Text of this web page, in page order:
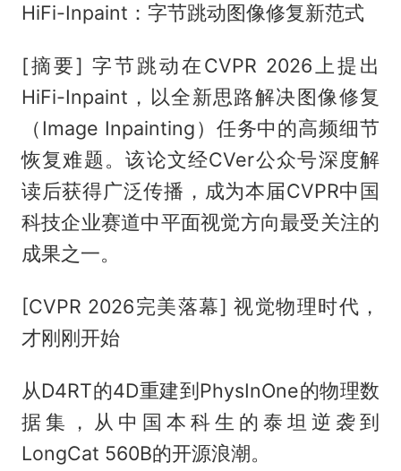
HiFi-Inpaint：字节跳动图像修复新范式
[摘要] 字节跳动在CVPR 2026上提出
HiFi-Inpaint，以全新思路解决图像修复
（Image Inpainting）任务中的高频细节
恢复难题。该论文经CVer公众号深度解
读后获得广泛传播，成为本届CVPR中国
科技企业赛道中平面视觉方向最受关注的
成果之一。
[CVPR 2026完美落幕] 视觉物理时代，
才刚刚开始
从D4RT的4D重建到PhysInOne的物理数
据集，从中国本科生的泰坦逆袭到
LongCat 560B的开源浪潮。